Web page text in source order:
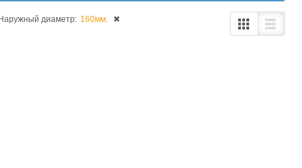
Наружный диаметр: 160мм. ✖